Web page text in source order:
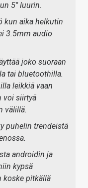
5" luurin.
kun aika helkutin
3.5mm audio
joko suoraan
tai bluetoothilla.
leikkiä vaan
voi siirtyä
välillä.
puhelin trendeistä
androidin ja
kypsä
koske pitkällä